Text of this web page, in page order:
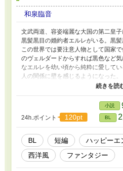
和泉臨音
文武両道、容姿端麗な大国の第二皇
黒髪黒目の婚約者エルレがいる。黒
この世界では要注意人物として国家
のヴェルダードからすれば黒色など
なエルレを幼い頃から純粋に愛して
人の関係に壁を感じるようになった
レイリーからエルレの不貞を告げら
＊ 金髪青目イケメンチート転生者皇
ト伯爵 ＊ 一部流血シーンがあるので
24h.ポイント
120pt
小説
BL
BL 短編 ハッピーエ
西洋風
ファンタジー